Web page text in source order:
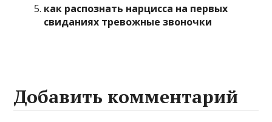
как распознать нарцисса на первых
свиданиях тревожные звоночки
Добавить комментарий